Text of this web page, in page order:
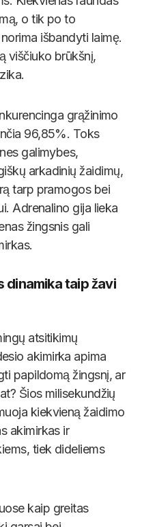
o tik po to
išbandyti laimę.
viščiuko brūkšnį,
grąžinimo
96,85%. Toks
galimybes,
arkadinių žaidimų,
tarp pramogos bei
Adrenalino gija lieka
žingsnis gali
dinamika taip žavi
atsitikimų
akimirka apima
papildomą žingsnį, ar
Šios milisekundžių
kiekvieną žaidimo
akimirkas ir
tiek dideliems
kaip greitas